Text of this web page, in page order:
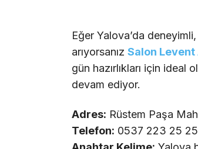
Eğer Yalova’da
arıyorsanız Salon Levent
gün hazırlıkları için
devam ediyor.
Adres: Rüstem Paşa
Telefon: 0537 223 25 25